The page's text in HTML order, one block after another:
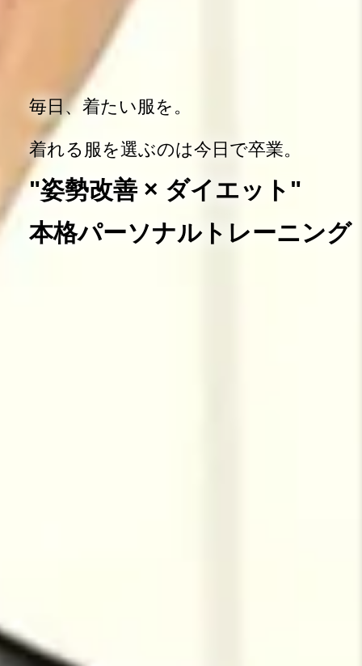
毎日、着たい服を。
着れる服を選ぶのは今日で卒業。
"姿勢改善 × ダイエット"
本格パーソナルトレーニング